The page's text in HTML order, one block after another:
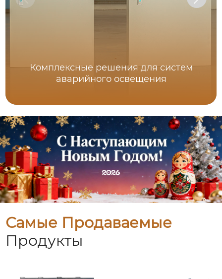
Комплексные решения для систем
аварийного освещения
Самые Продаваемые
Продукты